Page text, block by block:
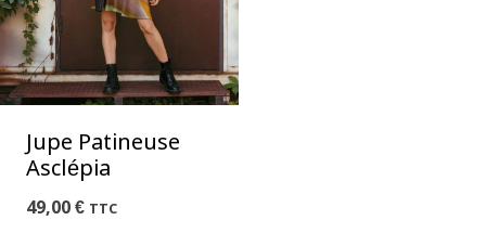
Jupe Patineuse
Asclépia
49,00€ TTC